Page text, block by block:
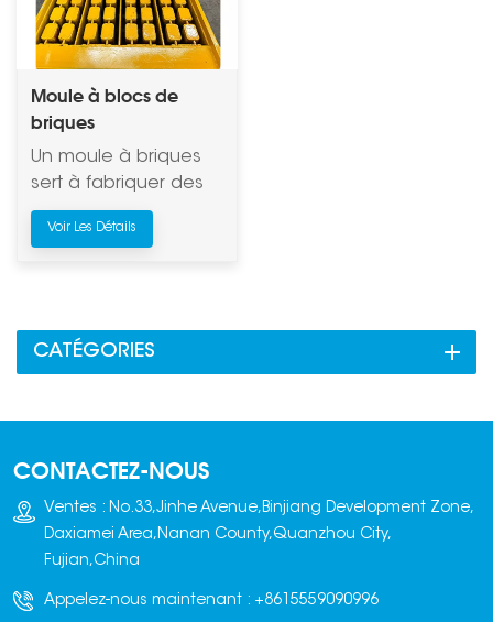
Moule à blocs de
briques
Un moule à briques
sert à fabriquer des
briques. C'est un outil
permettant de
précise, qui est
briques. Les moules
en fonte ou en acier
et sont conçus selon
les dimensions et les
détails spécifiques
fabrication d'un type
Voir Les Détails
CATÉGORIES
CONTACTEZ-NOUS
Ventes : No.33,Jinhe Avenue,Binjiang Development Zone,
Daxiamei Area,Nanan County,Quanzhou City,
Fujian,China
Appelez-nous maintenant : +8615559090996